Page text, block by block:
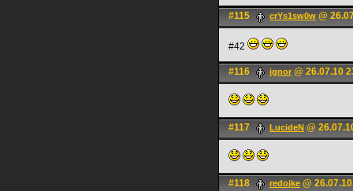
#115 crYs1sw0w @
#42
#116 ignоr @ 26.07.10
#117 LucideN @
#118 redojke @